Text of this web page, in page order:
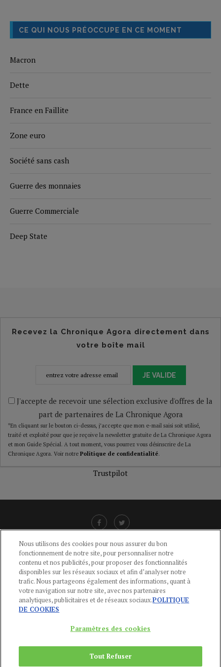
CE QUI NOUS PRÉOCCUPE EN CE MOMENT
Macron
Dette
France en Faillite
Zone euro
Société sans cash
Guerre des monnaies
Guerre Commerciale
Deep State
Recevez la Chronique Agora directement dans
votre boîte mail
JE VALIDE
J'accepte de recevoir une sélection exclusive d'offres de la
part de partenaires de La Chronique Agora
*En cliquant sur le bouton ci-dessus, j’accepte que mon e-mail saisi soit utilisé,
traité et exploité pour que je reçoive la newsletter gratuite de La Chronique Agora
et mon Guide Spécial. A tout moment, vous pourrez vous désinscrire de La
Chronique Agora. Voir notre Politique de confidentialité.
Trustpilot
CGU-POLITIQUE DE CONFIDENTIALITÉ -POLITIQUE DES COOKIES
MENTIONS LÉGALES -AIDE
CONTACT
01 44 59 91 11
Du Lundi au Vendredi, 9h-13h et 14h-17h
Nous utilisons des cookies pour nous assurer du bon
fonctionnement de notre site, pour personnaliser notre
contenu et nos publicités, pour proposer des fonctionnalités
disponibles sur les réseaux sociaux et afin d’analyser notre
trafic. Nous partageons également des informations, quant à
votre navigation sur notre site, avec nos partenaires
analytiques, publicitaires et de réseaux sociaux.POLITIQUE
DE COOKIES
Paramètres des cookies
Tout Refuser